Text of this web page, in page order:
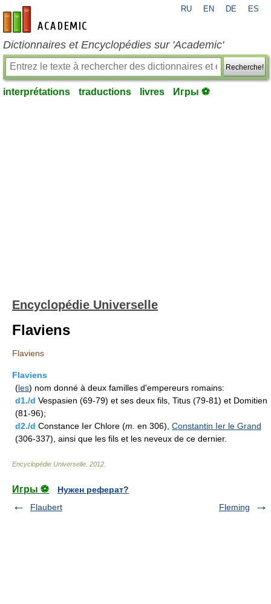
fr-academic.com
RU EN DE ES
Dictionnaires et Encyclopédies sur 'Academic'
Recherche!
interprétations traductions livres Игры ⚽
Encyclopédie Universelle
Flaviens
Flaviens
Flaviens
(les) nom donné à deux familles d'empereurs romains:
d1./d Vespasien (69-79) et ses deux fils, Titus (79-81) et Domitien
(81-96);
d2./d Constance Ier Chlore (m. en 306), Constantin Ier le Grand
(306-337), ainsi que les fils et les neveux de ce dernier.
Encyclopédie Universelle 2012
Игры ⚽
Нужен реферат?
Flaubert
Fleming